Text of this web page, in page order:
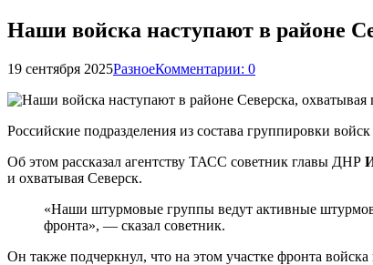
Наши войска наступают в районе
19 сентября 2025РазноеКомментарии: 0
Российские подразделения из состава группировки
Об этом рассказал агентству ТАСС советник главы ДНР
и охватывая Северск.
«Наши штурмовые группы ведут активные
фронта», — сказал советник.
Он также подчеркнул, что на этом участке фронта